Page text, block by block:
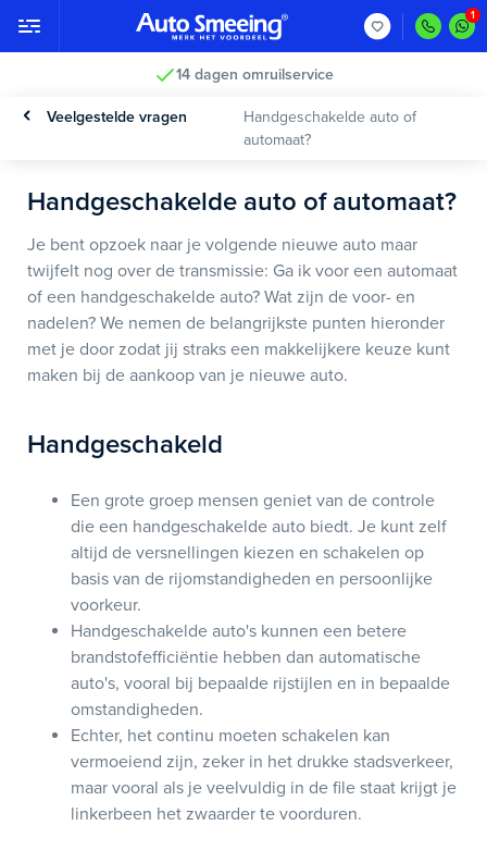
14 dagen omruilservice
Veelgestelde vragen
Handgeschakelde auto of
automaat?
Handgeschakelde auto of automaat?
Je bent opzoek naar je volgende nieuwe auto maar
twijfelt nog over de transmissie: Ga ik voor een automaat
of een handgeschakelde auto? Wat zijn de voor- en
nadelen? We nemen de belangrijkste punten hieronder
met je door zodat jij straks een makkelijkere keuze kunt
maken bij de aankoop van je nieuwe auto.
Handgeschakeld
Een grote groep mensen geniet van de controle
die een handgeschakelde auto biedt. Je kunt zelf
altijd de versnellingen kiezen en schakelen op
basis van de rijomstandigheden en persoonlijke
voorkeur.
Handgeschakelde auto's kunnen een betere
brandstofefficiëntie hebben dan automatische
auto's, vooral bij bepaalde rijstijlen en in bepaalde
omstandigheden.
Echter, het continu moeten schakelen kan
vermoeiend zijn, zeker in het drukke stadsverkeer,
maar vooral als je veelvuldig in de file staat krijgt je
linkerbeen het zwaarder te voorduren.